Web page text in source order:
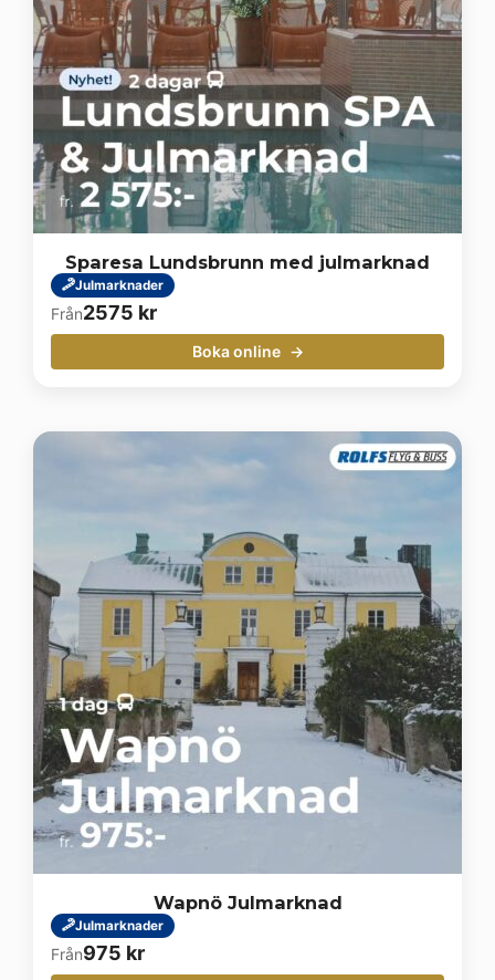
Sparesa Lundsbrunn med julmarknad
Julmarknader
Från2575 kr
Boka online
Wapnö Julmarknad
Julmarknader
Från975 kr